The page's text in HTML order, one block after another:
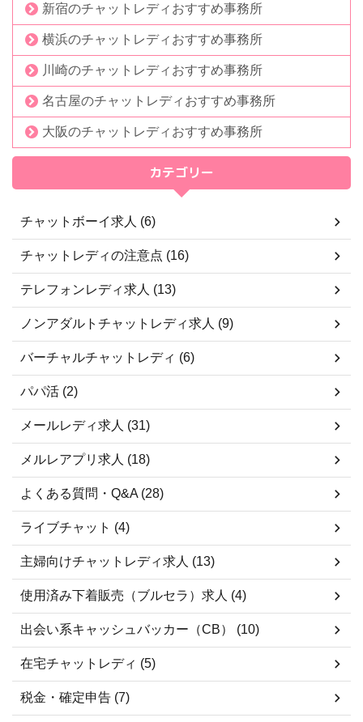
新宿のチャットレディおすすめ事務所
横浜のチャットレディおすすめ事務所
川崎のチャットレディおすすめ事務所
名古屋のチャットレディおすすめ事務所
大阪のチャットレディおすすめ事務所
カテゴリー
チャットボーイ求人 (6)
チャットレディの注意点 (16)
テレフォンレディ求人 (13)
ノンアダルトチャットレディ求人 (9)
バーチャルチャットレディ (6)
パパ活 (2)
メールレディ求人 (31)
メルレアプリ求人 (18)
よくある質問・Q&A (28)
ライブチャット (4)
主婦向けチャットレディ求人 (13)
使用済み下着販売（ブルセラ）求人 (4)
出会い系キャッシュバッカー（CB） (10)
在宅チャットレディ (5)
税金・確定申告 (7)